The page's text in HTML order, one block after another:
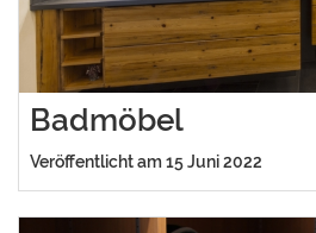
Badmöbel
Veröffentlicht am 15 Juni 2022